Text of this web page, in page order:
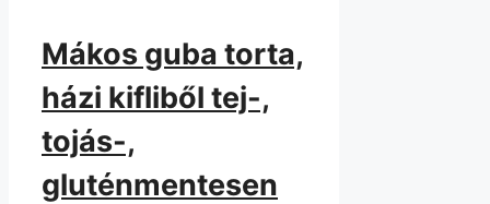
Mákos guba torta,
házi kifliből tej-,
tojás-,
gluténmentesen